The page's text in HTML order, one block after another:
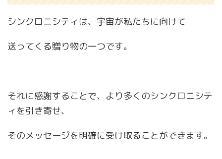
シンクロニシティは、宇宙が私たちに向けて
送ってくる贈り物の一つです。
それに感謝することで、より多くのシンクロニシテ
ィを引き寄せ、
そのメッセージを明確に受け取ることができます。